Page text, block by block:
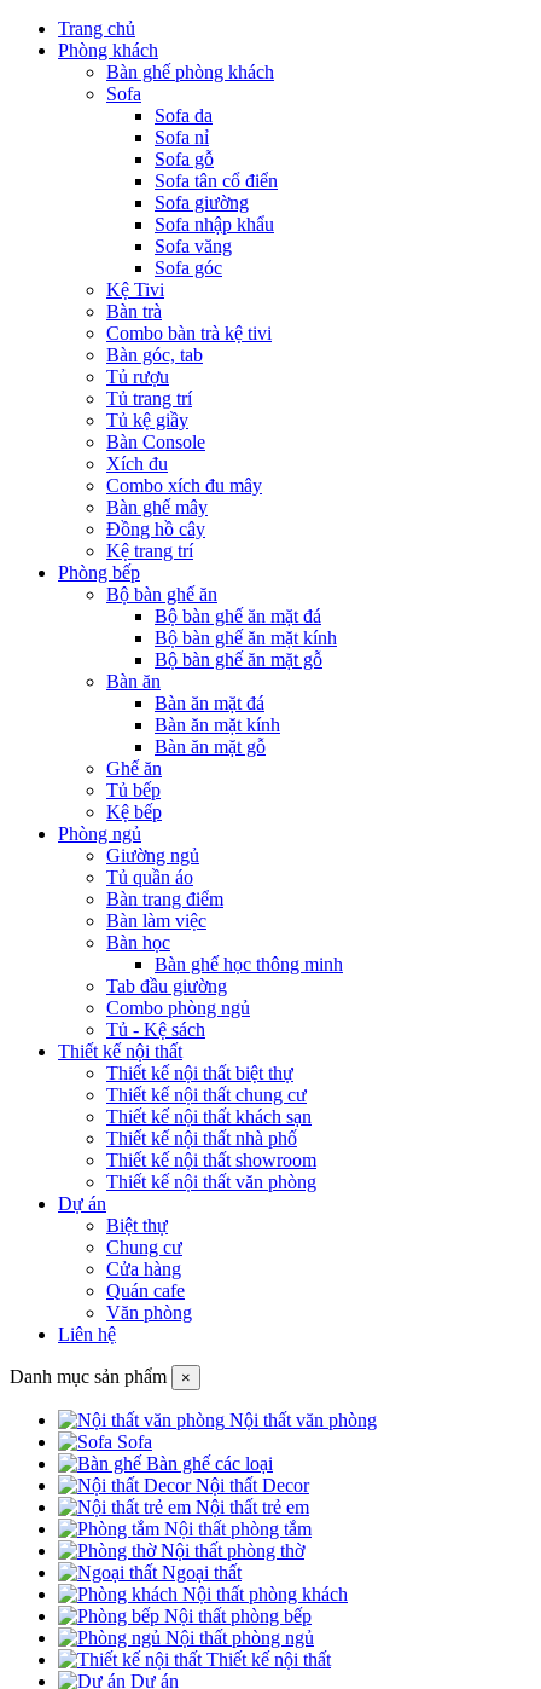
Trang chủ
Phòng khách
Bàn ghế phòng khách
Sofa
Sofa da
Sofa nỉ
Sofa gỗ
Sofa tân cổ điển
Sofa giường
Sofa nhập khẩu
Sofa văng
Sofa góc
Kệ Tivi
Bàn trà
Combo bàn trà kệ tivi
Bàn góc, tab
Tủ rượu
Tủ trang trí
Tủ kệ giầy
Bàn Console
Xích đu
Combo xích đu mây
Bàn ghế mây
Đồng hồ cây
Kệ trang trí
Phòng bếp
Bộ bàn ghế ăn
Bộ bàn ghế ăn mặt đá
Bộ bàn ghế ăn mặt kính
Bộ bàn ghế ăn mặt gỗ
Bàn ăn
Bàn ăn mặt đá
Bàn ăn mặt kính
Bàn ăn mặt gỗ
Ghế ăn
Tủ bếp
Kệ bếp
Phòng ngủ
Giường ngủ
Tủ quần áo
Bàn trang điểm
Bàn làm việc
Bàn học
Bàn ghế học thông minh
Tab đầu giường
Combo phòng ngủ
Tủ - Kệ sách
Thiết kế nội thất
Thiết kế nội thất biệt thự
Thiết kế nội thất chung cư
Thiết kế nội thất khách sạn
Thiết kế nội thất nhà phố
Thiết kế nội thất showroom
Thiết kế nội thất văn phòng
Dự án
Biệt thự
Chung cư
Cửa hàng
Quán cafe
Văn phòng
Liên hệ
Danh mục sản phẩm ×
Nội thất văn phòng
Sofa
Bàn ghế các loại
Nội thất Decor
Nội thất trẻ em
Nội thất phòng tắm
Nội thất phòng thờ
Ngoại thất
Nội thất phòng khách
Nội thất phòng bếp
Nội thất phòng ngủ
Thiết kế nội thất
Dự án